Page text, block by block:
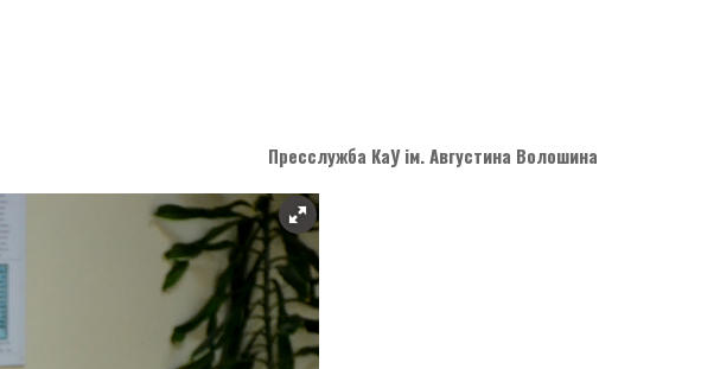
Пресслужба КаУ ім. Августина Волошина